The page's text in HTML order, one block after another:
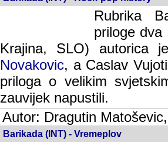
Rubrika
dva
SLO) autorica je velikog
Caslav Vujotic
velikim svjetskim
napustili.
Autor: Dragutin
Barikada (INT) - Vremeplov